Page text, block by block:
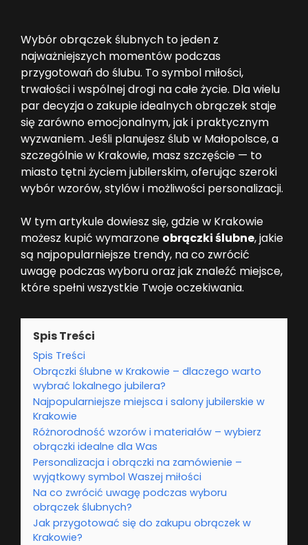
Wybór obrączek ślubnych to jeden z
najważniejszych momentów podczas
przygotowań do ślubu. To symbol miłości,
trwałości i wspólnej drogi na całe życie. Dla wielu
par decyzja o zakupie idealnych obrączek staje
się zarówno emocjonalnym, jak i praktycznym
wyzwaniem. Jeśli planujesz ślub w Małopolsce, a
szczególnie w Krakowie, masz szczęście — to
miasto tętni życiem jubilerskim, oferując szeroki
wybór wzorów, stylów i możliwości personalizacji.
W tym artykule dowiesz się, gdzie w Krakowie
możesz kupić wymarzone obrączki ślubne, jakie
są najpopularniejsze trendy, na co zwrócić
uwagę podczas wyboru oraz jak znaleźć miejsce,
które spełni wszystkie Twoje oczekiwania.
Spis Treści
Spis Treści
Obrączki ślubne w Krakowie – dlaczego warto
wybrać lokalnego jubilera?
Najpopularniejsze miejsca i salony jubilerskie w
Krakowie
Różnorodność wzorów i materiałów – wybierz
obrączki idealne dla Was
Personalizacja i obrączki na zamówienie –
wyjątkowy symbol Waszej miłości
Na co zwrócić uwagę podczas wyboru
obrączek ślubnych?
Jak przygotować się do zakupu obrączek w
Krakowie?